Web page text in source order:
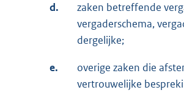
d.
zaken betreffende
vergaderschema,
dergelijke;
e.
overige zaken die
vertrouwelijke